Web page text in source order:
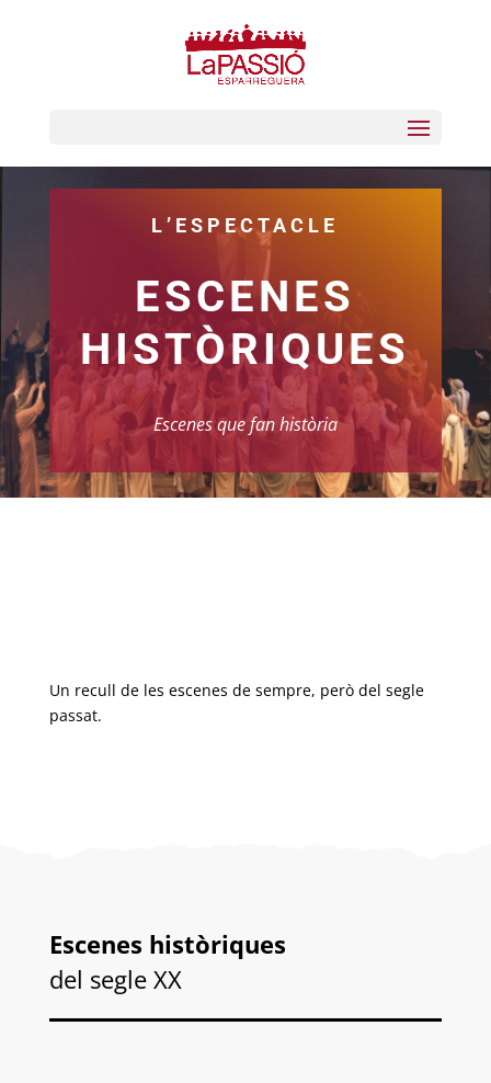
L’ESPECTACLE
ESCENES
HISTÒRIQUES
Escenes que fan història
Un recull de les escenes de sempre, però del segle
passat.
Escenes històriques
del segle XX